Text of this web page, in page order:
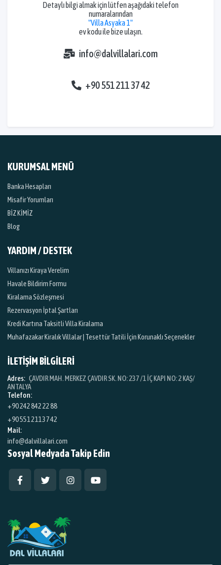
Detaylı bilgi almak için lütfen aşağıdaki telefon
numaralarından
"Villa Asyaka 1"
ev kodu ile bize ulaşın.
info@dalvillalari.com
+90 551 211 37 42
KURUMSAL MENÜ
Banka Hesapları
Misafir Yorumları
BİZ KİMİZ
Blog
YARDIM / DESTEK
Villanızı Kiraya Verelim
Havale Bildirim Formu
Kiralama Sözleşmesi
Rezervasyon İptal Şartları
Kredi Kartına Taksitli Villa Kiralama
Muhafazakar Kiralık Villalar | Tesettür Tatili İçin Korunaklı Seçenekler
İLETİŞİM BİLGİLERİ
Adres: ÇAVDIR MAH. MERKEZ ÇAVDIR SK. NO: 237 /1 İÇ KAPI NO: 2 KAŞ/
ANTALYA
Telefon:
+90 242 842 22 88
+90 551 211 37 42
Mail:
info@dalvillalari.com
Sosyal Medyada Takip Edin